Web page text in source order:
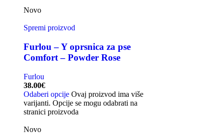
Novo
Spremi proizvod
Furlou – Y oprsnica za pse
Comfort – Powder Rose
Furlou
38.00€
Odaberi opcije Ovaj proizvod ima više
varijanti. Opcije se mogu odabrati na
stranici proizvoda
Novo